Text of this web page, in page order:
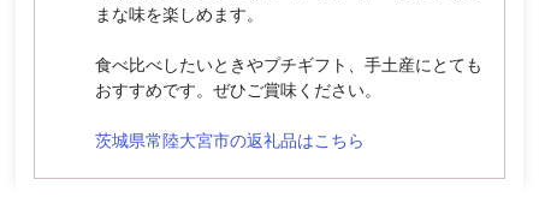
まな味を楽しめます。
食べ比べしたいときやプチギフト、手土産にとても
おすすめです。ぜひご賞味ください。
茨城県常陸大宮市の返礼品はこちら